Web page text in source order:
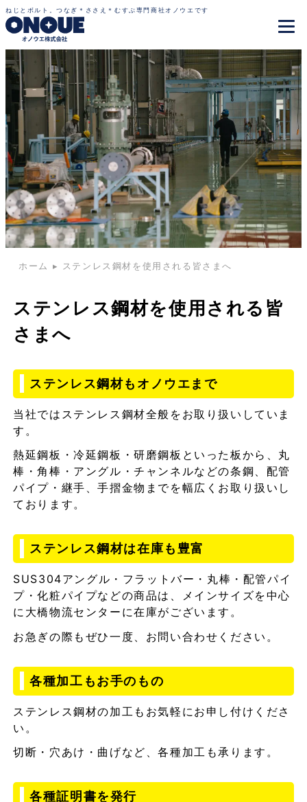
ねじとボルト。つなぎ＊ささえ＊むすぶ専門商社オノウエです
ホーム ▸ ステンレス鋼材を使用される皆さまへ
ステンレス鋼材を使用される皆
さまへ
ステンレス鋼材もオノウエまで
当社ではステンレス鋼材全般をお取り扱いしていま
す。
熱延鋼板・冷延鋼板・研磨鋼板といった板から、丸
棒・角棒・アングル・チャンネルなどの条鋼、配管
パイプ・継手、手摺金物までを幅広くお取り扱いし
ております。
ステンレス鋼材は在庫も豊富
SUS304アングル・フラットバー・丸棒・配管パイ
プ・化粧パイプなどの商品は、メインサイズを中心
に大橋物流センターに在庫がございます。
お急ぎの際もぜひ一度、お問い合わせください。
各種加工もお手のもの
ステンレス鋼材の加工もお気軽にお申し付けくださ
い。
切断・穴あけ・曲げなど、各種加工も承ります。
各種証明書を発行